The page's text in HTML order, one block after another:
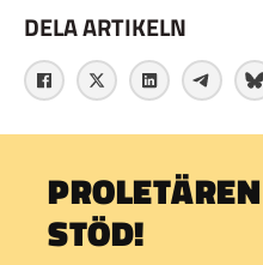
DELA ARTIKELN
STÖD!